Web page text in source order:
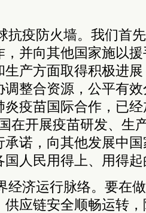
抗疫防火墙。我们首
，并向其他国家施以
生产方面取得积极进
调整合资源，公平有
炎疫苗国际合作，已
在开展疫苗研发、生
承诺，向其他发展中
国人民用得上、用得
经济运行脉络。要在
供应链安全顺畅运转